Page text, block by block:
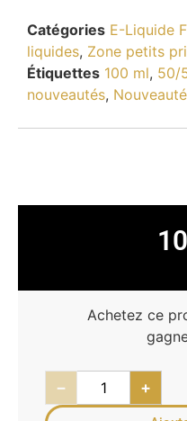
Catégories E-Liquide
liquides, Zone petits
Étiquettes 100 ml, 50/
nouveautés,
Achetez ce
− +